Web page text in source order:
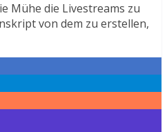
Mühe die Livestreams zu
von dem zu erstellen,